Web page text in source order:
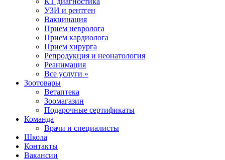
УЗИ и рентген
Вакцинация
Прием невролога
Прием кардиолога
Прием хирурга
Репродукция и неонатология
Реанимация
Все услуги »
Зоотовары
Ветаптека
Зоомагазин
Подарочные сертификаты
Команда
Врачи и специалисты
Школа
Контакты
Вакансии